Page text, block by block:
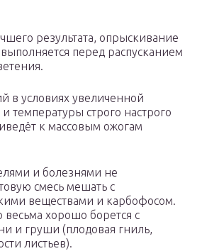
результата, опрыскивание
перед распусканием
в условиях увеличенной
температуры строго настрого
к массовым ожогам
и болезнями не
смесь мешать с
веществами и карбофосом.
весьма хорошо борется с
и груши (плодовая гниль,
листьев).